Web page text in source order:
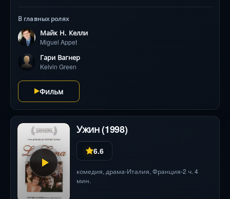
В главных ролях
Майк Н. Келли
Miguel Appet
Гари Вагнер
Kelvin Green
Фильм
Ужин (1998)
6.6
комедия, драма•Италия, Франция•2 ч. 4
мин.